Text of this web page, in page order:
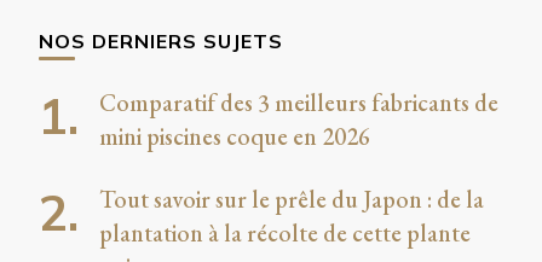
NOS DERNIERS SUJETS
Comparatif des 3 meilleurs fabricants de
mini piscines coque en 2026
Tout savoir sur le prêle du Japon : de la
plantation à la récolte de cette plante